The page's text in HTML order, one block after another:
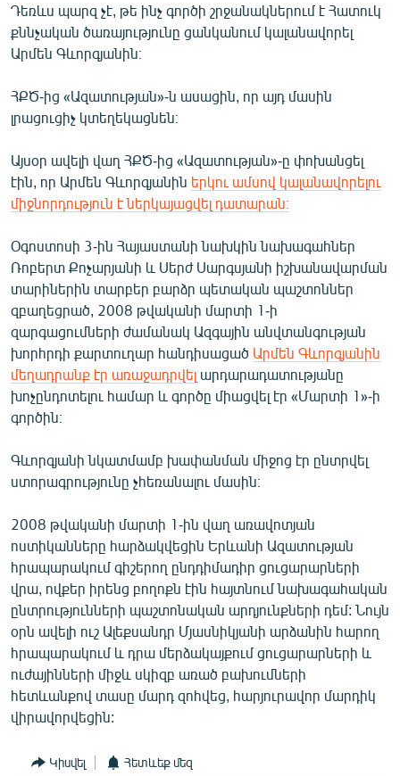
Հայերեն
English
ՀԵՏԵՎԵՔ ՄԵԶ
«Ազատության» բոլոր կայքերը
Դեռևս պարզ չէ, թե ինչ գործի շրջանակներում է Հատուկ
քննչական ծառայությունը ցանկանում կալանավորել
Արմեն Գևորգյանին։
ՀՔԾ-ից «Ազատության»-ն ասացին, որ այդ մասին
լրացուցիչ կտեղեկացնեն։
Այսօր ավելի վաղ ՀՔԾ-ից «Ազատության»-ը փոխանցել
էին, որ Արմեն Գևորգյանին երկու ամսով կալանավորելու
միջնորդություն է ներկայացվել դատարան։
Օգոստոսի 3-ին Հայաստանի նախկին նախագահներ
Ռոբերտ Քոչարյանի և Սերժ Սարգսյանի իշխանավարման
տարիներին տարբեր բարձր պետական պաշտոններ
զբաղեցրած, 2008 թվականի մարտի 1-ի
զարգացումների ժամանակ Ազգային անվտանգության
խորհրդի քարտուղար հանդիսացած Արմեն Գևորգյանին
մեղադրանք էր առաջադրվել արդարադատությանը
խոչընդոտելու համար և գործը միացվել էր «Մարտի 1»-ի
գործին։
Գևորգյանի նկատմամբ խափանման միջոց էր ընտրվել
ստորագրությունը չհեռանալու մասին։
2008 թվականի մարտի 1-ին վաղ առավոտյան
ոստիկանները հարձակվեցին Երևանի Ազատության
հրապարակում գիշերող ընդդիմադիր ցուցարարների
վրա, ովքեր իրենց բողոքն էին հայտնում նախագահական
ընտրությունների պաշտոնական արդյունքների դեմ: Նույն
օրն ավելի ուշ Ալեքսանդր Մյասնիկյանի արձանին հարող
հրապարակում և դրա մերձակայքում ցուցարարների և
ուժայինների միջև սկիզբ առած բախումների
հետևանքով տասը մարդ զոհվեց, հարյուրավոր մարդիկ
վիրավորվեցին:
Կիսվել Հետևեք մեզ